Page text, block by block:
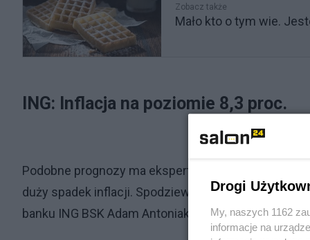
Zobacz także
Mało kto o tym wie.
ING: Inflacja na poziomie 8,3 proc.
Podobne prognozy ma ekspert ING, szacunek GUS
duży spadek inflacji. Spodziewamy się, że inflacja
banku ING BSK Adam Antoniak.
Drogi
My, naszych 1162
informacje na